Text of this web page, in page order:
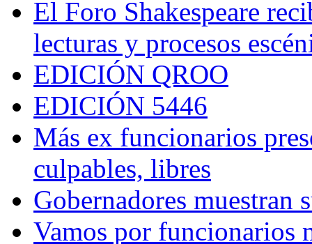
El Foro Shakespeare
lecturas y procesos
EDICIÓN QROO
EDICIÓN 5446
Más ex funcionarios
culpables, libres
Gobernadores muestran
Vamos por funcionarios